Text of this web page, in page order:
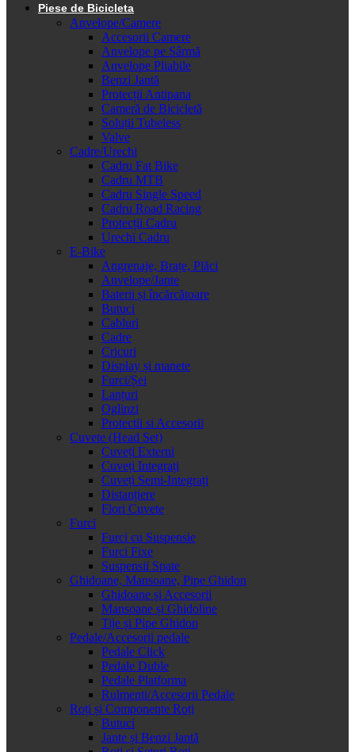
Piese de Bicicleta
Anvelope/Camere
Accesorii Camere
Anvelope pe Sârmă
Anvelope Pliabile
Benzi Jantă
Protecții Antipana
Cameră de Bicicletă
Soluții Tubeless
Valve
Cadre/Urechi
Cadru Fat Bike
Cadru MTB
Cadru Single Speed
Cadru Road Racing
Protecții Cadru
Urechi Cadru
E-Bike
Angrenaje, Brațe, Plăci
Anvelope/Jante
Baterii și încărcătoare
Butuci
Cabluri
Cadre
Cricuri
Display și manete
Furci/Șei
Lanțuri
Oglinzi
Protectii si Accesorii
Cuvete (Head Set)
Cuveți Externi
Cuveți Integrați
Cuveți Semi-Integrați
Distanțiere
Flori Cuvete
Furci
Furci cu Suspensie
Furci Fixe
Suspensii Spate
Ghidoane, Mansoane, Pipe Ghidon
Ghidoane și Accesorii
Mansoane și Ghidoline
Tije și Pipe Ghidon
Pedale/Accesorii pedale
Pedale Click
Pedale Duble
Pedale Platforma
Rulmenti/Accesorii Pedale
Roți și Componente Roți
Butuci
Jante și Benzi Jantă